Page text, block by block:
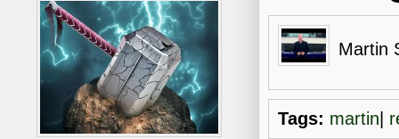
Martin
Tags: martin